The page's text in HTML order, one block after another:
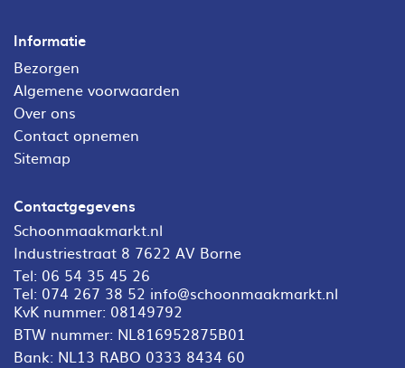
Informatie
Bezorgen
Algemene voorwaarden
Over ons
Contact opnemen
Sitemap
Contactgegevens
Schoonmaakmarkt.nl
Industriestraat 8 7622 AV Borne
Tel: 06 54 35 45 26
Tel: 074 267 38 52 info@schoonmaakmarkt.nl
KvK nummer: 08149792
BTW nummer: NL816952875B01
Bank: NL13 RABO 0333 8434 60